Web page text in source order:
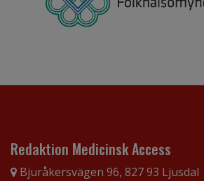
Redaktion Medicinsk Access
Bjuråkersvägen 96, 827 93 Ljusdal